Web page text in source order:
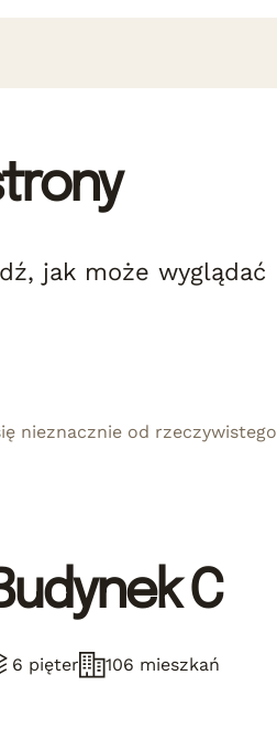
jak może wyglądać
nieznacznie od rzeczywistego
C
6 pięter 106 mieszkań